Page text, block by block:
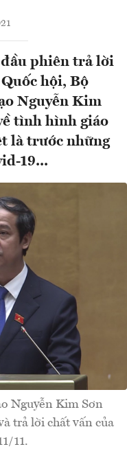
đầu phiên trả lời
hội, Bộ
Nguyễn Kim
tình hình giáo
là trước những
19...
Nguyễn Kim Sơn
trả lời chất vấn của
11.